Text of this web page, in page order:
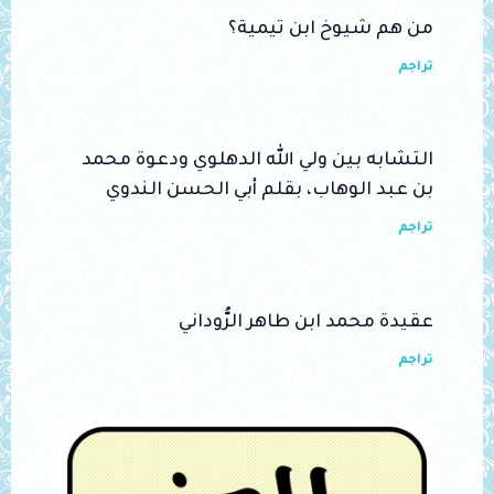
من هم شيوخ ابن تيمية؟
تراجم
التشابه بين ولي الله الدهلوي ودعوة محمد
بن عبد الوهاب، بقلم أبي الحسن الندوي
تراجم
عقيدة محمد ابن طاهر الرُّوداني
تراجم